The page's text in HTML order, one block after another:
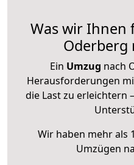
Was wir Ihnen
Oderberg
Ein Umzug nach
Herausforderungen
die Last zu erleichtern
Wir haben mehr als
Umzügen